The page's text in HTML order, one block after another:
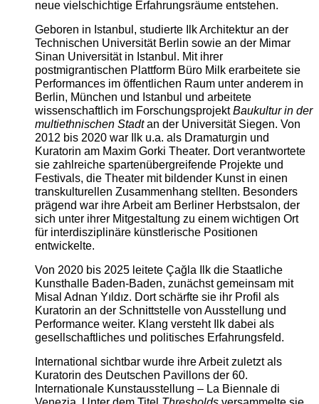
neue vielschichtige Erfahrungsräume entstehen.
Geboren in Istanbul, studierte Ilk Architektur an der
Technischen Universität Berlin sowie an der Mimar
Sinan Universität in Istanbul. Mit ihrer
postmigrantischen Plattform Büro Milk erarbeitete sie
Performances im öffentlichen Raum unter anderem in
Berlin, München und Istanbul und arbeitete
wissenschaftlich im ForschungsprojektBaukultur in der
multiethnischen Stadtan der Universität Siegen. Von
2012 bis 2020 war Ilk u.a. als Dramaturgin und
Kuratorin am Maxim Gorki Theater. Dort verantwortete
sie zahlreiche spartenübergreifende Projekte und
Festivals, die Theater mit bildender Kunst in einen
transkulturellen Zusammenhang stellten. Besonders
prägend war ihre Arbeit am Berliner Herbstsalon, der
sich unter ihrer Mitgestaltung zu einem wichtigen Ort
für interdisziplinäre künstlerische Positionen
entwickelte.
Von 2020 bis 2025 leitete Çağla Ilk die Staatliche
Kunsthalle Baden-Baden, zunächst gemeinsam mit
Misal Adnan Yıldız. Dort schärfte sie ihr Profil als
Kuratorin an der Schnittstelle von Ausstellung und
Performance weiter. Klang versteht Ilk dabei als
gesellschaftliches und politisches Erfahrungsfeld.
International sichtbar wurde ihre Arbeit zuletzt als
Kuratorin des Deutschen Pavillons der 60.
Internationale Kunstausstellung – La Biennale di